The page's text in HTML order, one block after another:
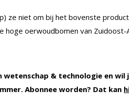
ze niet om bij het bovenste
hoge oerwoudbomen van Zuidoost-
wetenschap & technologie en wil
Abonnee worden? Dat kan